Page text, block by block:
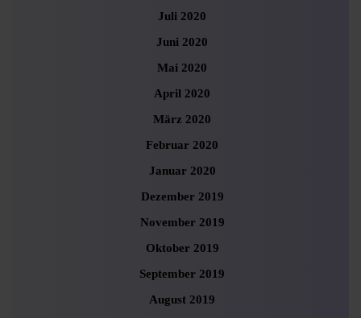
Juli 2020
Juni 2020
Mai 2020
April 2020
März 2020
Februar 2020
Januar 2020
Dezember 2019
November 2019
Oktober 2019
September 2019
August 2019